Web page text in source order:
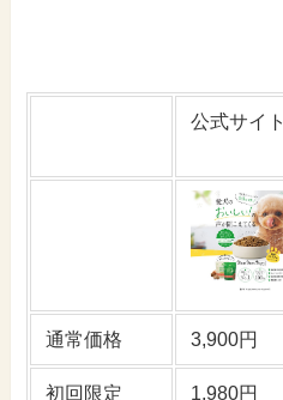
公式サイト
通常価格 3,900円
初回限定
1,980円